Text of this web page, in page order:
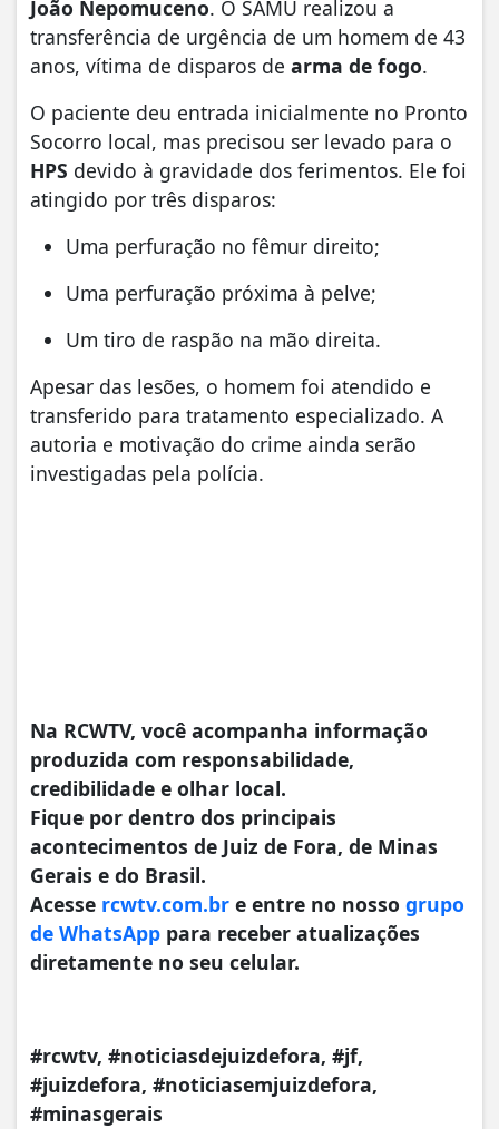
João Nepomuceno. O SAMU realizou a
transferência de urgência de um homem de 43
anos, vítima de disparos de arma de fogo.
O paciente deu entrada inicialmente no Pronto
Socorro local, mas precisou ser levado para o
HPS devido à gravidade dos ferimentos. Ele foi
atingido por três disparos:
Uma perfuração no fêmur direito;
Uma perfuração próxima à pelve;
Um tiro de raspão na mão direita.
Apesar das lesões, o homem foi atendido e
transferido para tratamento especializado. A
autoria e motivação do crime ainda serão
investigadas pela polícia.
Na RCWTV, você acompanha informação
produzida com responsabilidade,
credibilidade e olhar local.
Fique por dentro dos principais
acontecimentos de Juiz de Fora, de Minas
Gerais e do Brasil.
Acesse rcwtv.com.br e entre no nosso grupo
de WhatsApp para receber atualizações
diretamente no seu celular.
#rcwtv, #noticiasdejuizdefora, #jf,
#juizdefora, #noticiasemjuizdefora,
#minasgerais